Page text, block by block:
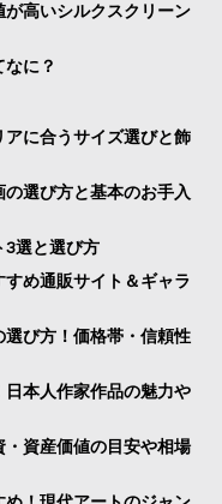
高いシルクスクリーン
に？
アに合うサイズ選びと飾
選び方と基本のお手入
3選と選び方
め通販サイト＆ギャラ
び方！価格帯・信頼性
本人作家作品の魅力や
資産価値の目安や相場